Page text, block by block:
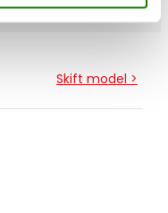
Skift model >